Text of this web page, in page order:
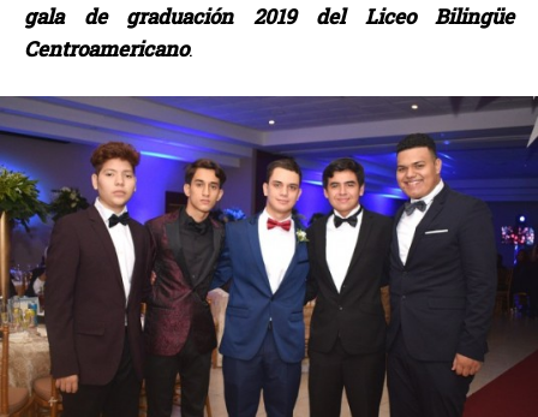
gala de graduación 2019 del Liceo Bilingüe
Centroamericano.